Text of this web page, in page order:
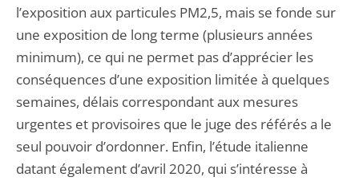
l’exposition aux particules PM2,5, mais se fonde sur
une exposition de long terme (plusieurs années
minimum), ce qui ne permet pas d’apprécier les
conséquences d’une exposition limitée à quelques
semaines, délais correspondant aux mesures
urgentes et provisoires que le juge des référés a le
seul pouvoir d’ordonner. Enfin, l’étude italienne
datant également d’avril 2020, qui s’intéresse à